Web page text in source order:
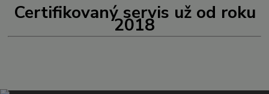
Certifikovaný servis už od roku
2018